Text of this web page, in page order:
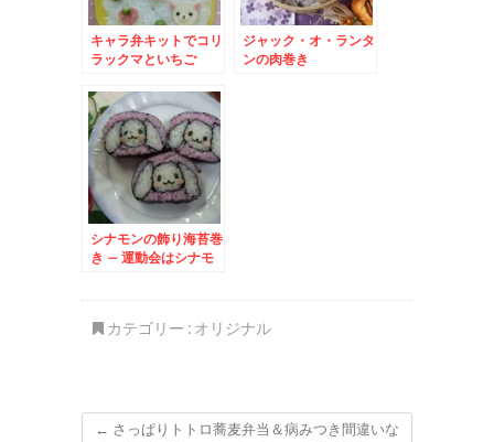
キャラ弁キットでコリ
ラックマといちご
ジャック・オ・ランタ
ンの肉巻き
シナモンの飾り海苔巻
き – 運動会はシナモ
カテゴリー : オリジナル
← さっぱりトトロ蕎麦弁当＆病みつき間違いな